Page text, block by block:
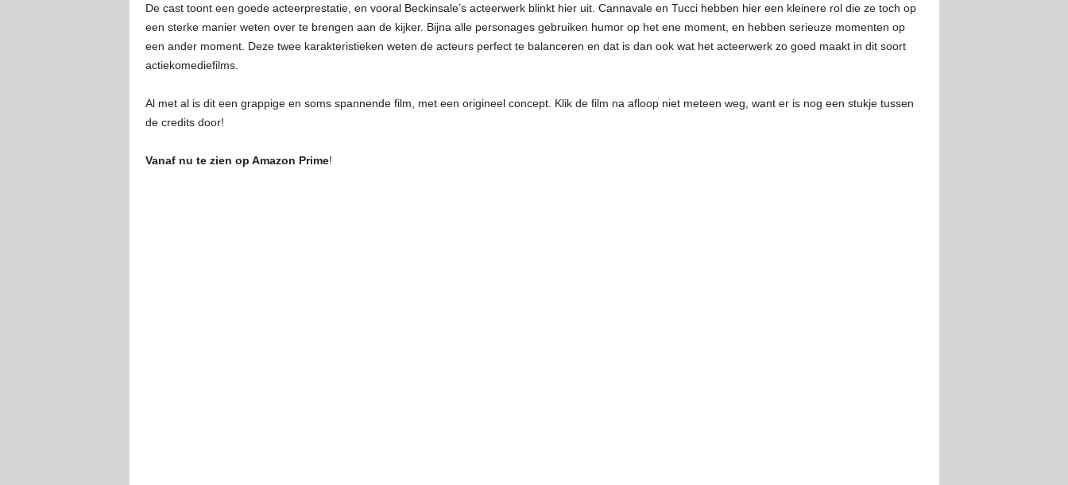
De cast toont een goede acteerprestatie, en vooral Beckinsale’s acteerwerk blinkt hier uit. Cannavale en Tucci hebben hier een kleinere rol die ze toch op
een sterke manier weten over te brengen aan de kijker. Bijna alle personages gebruiken humor op het ene moment, en hebben serieuze momenten op
een ander moment. Deze twee karakteristieken weten de acteurs perfect te balanceren en dat is dan ook wat het acteerwerk zo goed maakt in dit soort
actiekomediefilms.
Al met al is dit een grappige en soms spannende film, met een origineel concept. Klik de film na afloop niet meteen weg, want er is nog een stukje tussen
de credits door!
Vanaf nu te zien op Amazon Prime!